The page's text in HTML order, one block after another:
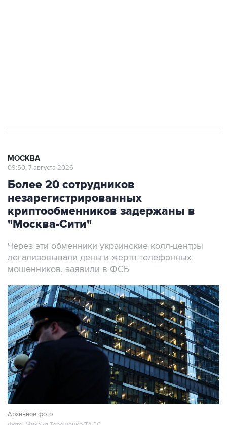
МОСКВА
09:50, 7 августа 2026
Более 20 сотрудников
незарегистрированных
криптообменников задержаны в
"Москва-Сити"
Через эти обменники украинские колл-центры
легализовывали деньги жертв телефонных
мошенников, заявили в ФСБ
Архивное фото